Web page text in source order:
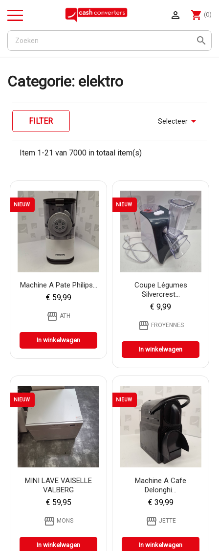

shopping_cart (0)

Menu
Categorie: elektro
FILTER Selecteer
Item 1-21 van 7000 in totaal item(s)
Machine A Pate Philips...
€ 59,99
storefront ATH
In winkelwagen
NIEUW
Coupe Légumes
Silvercrest...
€ 9,99
storefront FROYENNES
In winkelwagen
NIEUW
MINI LAVE VAISELLE
VALBERG
€ 59,95
storefront MONS
In winkelwagen
NIEUW
Machine A Cafe
Delonghi...
€ 39,99
storefront JETTE
In winkelwagen
NIEUW